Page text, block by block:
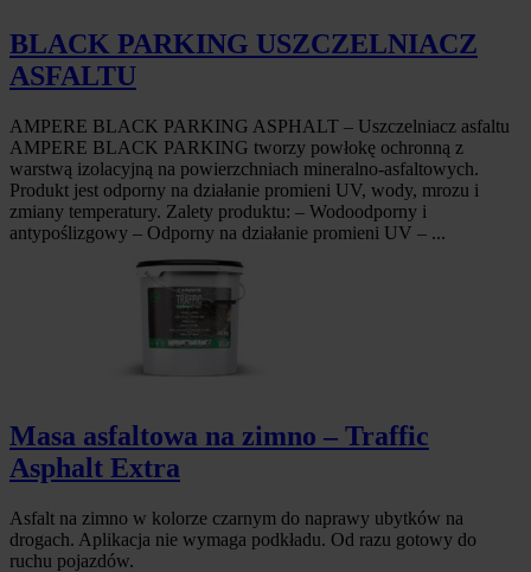
BLACK PARKING USZCZELNIACZ
ASFALTU
AMPERE BLACK PARKING ASPHALT – Uszczelniacz asfaltu
AMPERE BLACK PARKING tworzy powłokę ochronną z
warstwą izolacyjną na powierzchniach mineralno-asfaltowych.
Produkt jest odporny na działanie promieni UV, wody, mrozu i
zmiany temperatury. Zalety produktu: – Wodoodporny i
antypoślizgowy – Odporny na działanie promieni UV – ...
Masa asfaltowa na zimno – Traffic
Asphalt Extra
Asfalt na zimno w kolorze czarnym do naprawy ubytków na
drogach. Aplikacja nie wymaga podkładu. Od razu gotowy do
ruchu pojazdów.